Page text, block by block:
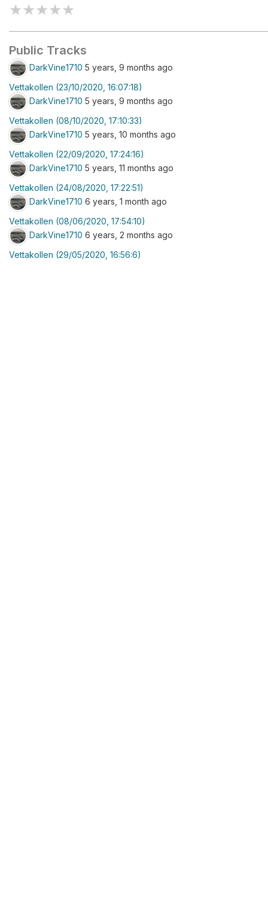
★★★★★
Public Tracks
DarkVine1710 5 years, 9 months ago
Vettakollen (23/10/2020, 16:07:18)
DarkVine1710 5 years, 9 months ago
Vettakollen (08/10/2020, 17:10:33)
DarkVine1710 5 years, 10 months ago
Vettakollen (22/09/2020, 17:24:16)
DarkVine1710 5 years, 11 months ago
Vettakollen (24/08/2020, 17:22:51)
DarkVine1710 6 years, 1 month ago
Vettakollen (08/06/2020, 17:54:10)
DarkVine1710 6 years, 2 months ago
Vettakollen (29/05/2020, 16:56:6)